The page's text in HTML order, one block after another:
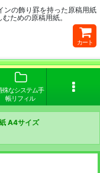
ンの飾り罫を持った原稿用紙
ための原稿用紙。
カート
殊なシステム手
帳リフィル
A4サイズ